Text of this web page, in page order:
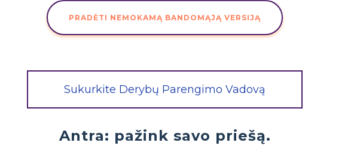
PRADĖTI NEMOKAMĄ BANDOMĄJĄ VERSIJĄ
Sukurkite Derybų Parengimo Vadovą
Antra: pažink savo priešą.